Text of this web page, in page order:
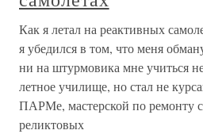
Как я летал на реактивных
я убедился в том, что меня
ни на штурмовика мне учиться
летное училище, но стал не
ПАРМе, мастерской по ремонту
реликтовых